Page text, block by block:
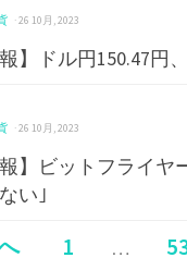
· 26 10月, 2023
報】ドル円150.47円
· 26 10月, 2023
報】ビットフライ
い｣
1 …